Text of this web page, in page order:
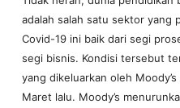
adalah salah satu sektor yang
Covid-19 ini baik dari segi
segi bisnis. Kondisi tersebut
yang dikeluarkan oleh
Maret lalu. Moody’s